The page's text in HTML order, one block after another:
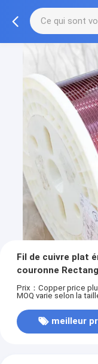
Fil de cuivre plat
couronne
Prix：Copper price
MOQ varie selon la
meilleur